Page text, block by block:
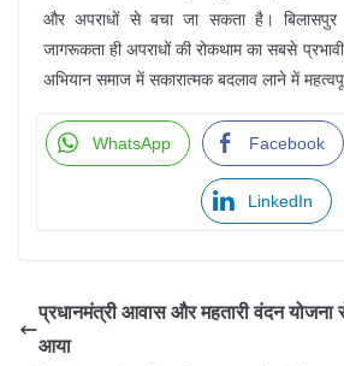
और अपराधों से बचा जा सकता है। बिलासपुर
जागरूकता ही अपराधों की रोकथाम का सबसे
अभियान समाज में सकारात्मक बदलाव लाने में
WhatsApp Facebook
LinkedIn
प्रधानमंत्री आवास और महतारी वंदन योजना
आया